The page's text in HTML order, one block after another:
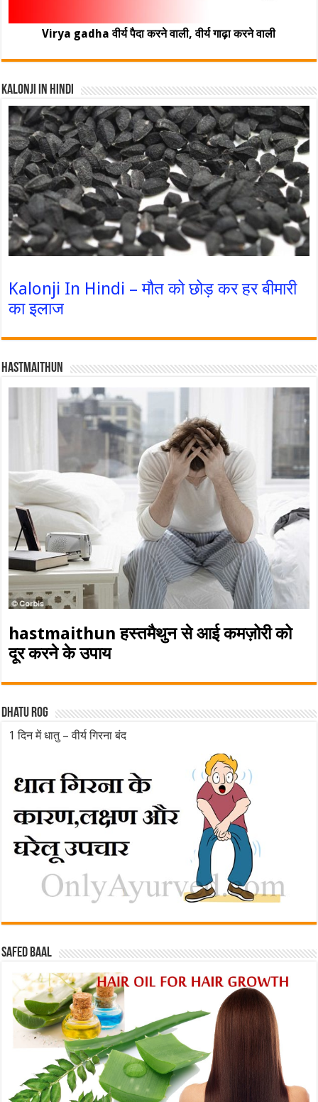
Virya gadha वीर्य पैदा करने वाली, वीर्य गाढ़ा करने वाली
Kalonji In Hindi
Kalonji In Hindi – मौत को छोड़ कर हर बीमारी
का इलाज
Hastmaithun
hastmaithun हस्तमैथुन से आई कमज़ोरी को
दूर करने के उपाय
Dhatu rog
1 दिन में धातु – वीर्य गिरना बंद
Safed baal